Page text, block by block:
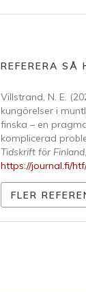
REFERERA SÅ
Villstrand, N. E.
kungörelser i
finska – en
komplicerad
Tidskrift för Finland,
https://journal.fi/
FLER